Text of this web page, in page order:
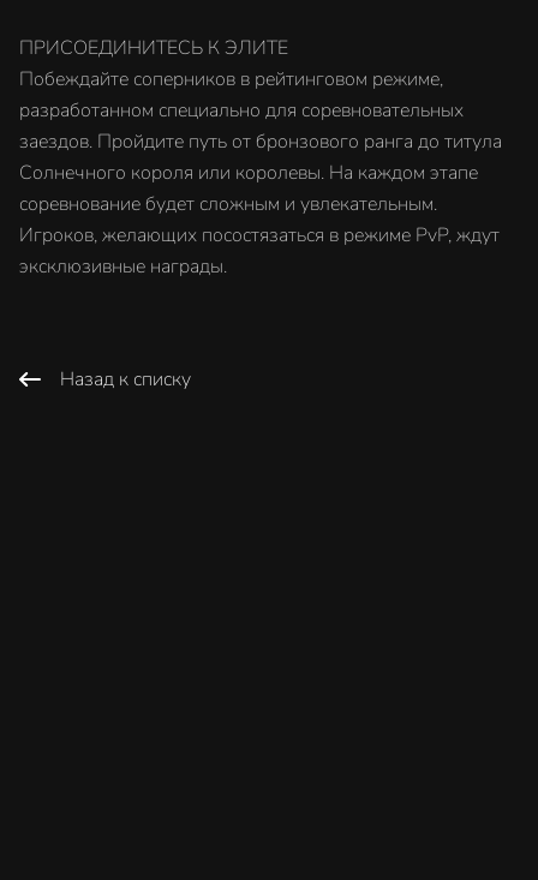
ПРИСОЕДИНИТЕСЬ К ЭЛИТЕ
Побеждайте соперников в рейтинговом режиме,
разработанном специально для соревновательных
заездов. Пройдите путь от бронзового ранга до титула
Солнечного короля или королевы. На каждом этапе
соревнование будет сложным и увлекательным.
Игроков, желающих посостязаться в режиме PvP, ждут
эксклюзивные награды.
Назад к списку